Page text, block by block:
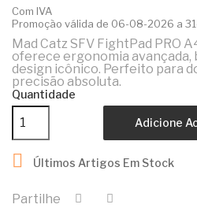
Com IVA
Promoção válida de 06-08-2026 a
Mad Catz SFV FightPad PRO
oferece ergonomia avançada,
design icônico. Perfeito para
precisão absoluta.
Quantidade
Adicione
 Últimos Artigos Em Stock
Partilhe